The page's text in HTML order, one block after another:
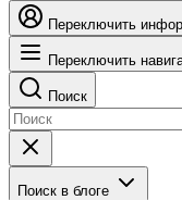
Переключить
Переключить
Поиск
Поиск в блоге